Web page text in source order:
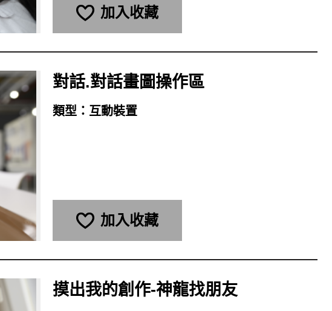
加入收藏
對話.對話畫圖操作區
類型： 互動裝置
加入收藏
摸出我的創作-神龍找朋友